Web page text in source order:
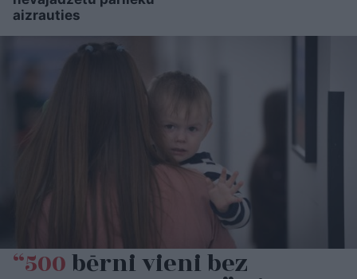
aizrauties
“500bērni vieni bez